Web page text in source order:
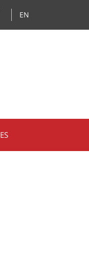
EN